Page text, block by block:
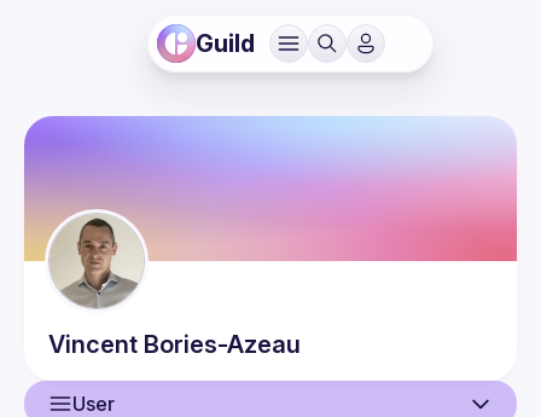
Guild
Vincent Bories-Azeau
User